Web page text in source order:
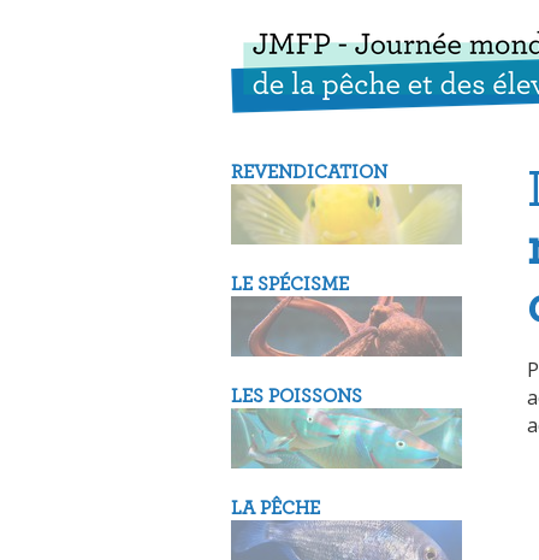
REVENDICATION
LE SPÉCISME
LES POISSONS
LA PÊCHE